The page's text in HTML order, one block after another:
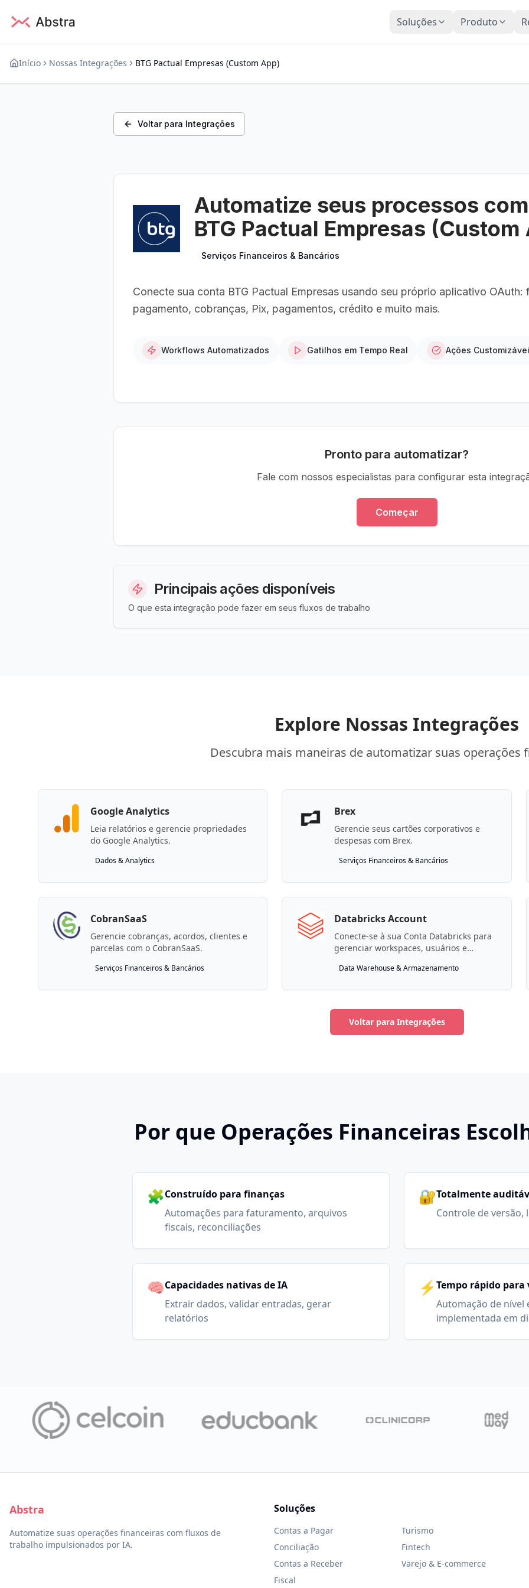
Soluções Produto
Início Nossas Integrações BTG Pactual Empresas (Custom App)
Voltar para Integrações
Automatize seus processos
BTG Pactual Empresas (Custom
Serviços Financeiros & Bancários
Conecte sua conta BTG Pactual Empresas usando seu próprio aplicativo OAuth:
pagamento, cobranças, Pix, pagamentos, crédito e muito mais.
Workflows Automatizados Gatilhos em Tempo Real Ações
Pronto para automatizar?
Fale com nossos especialistas para configurar esta
Começar
Principais ações disponíveis
O que esta integração pode fazer em seus fluxos de trabalho
Explore Nossas Integrações
Descubra mais maneiras de automatizar suas operações
Google Analytics
Leia relatórios e gerencie propriedades
do Google Analytics.
Dados & Analytics
Brex
Gerencie seus cartões corporativos e
despesas com Brex.
Serviços Financeiros & Bancários
CobranSaaS
Gerencie cobranças, acordos, clientes e
parcelas com o CobranSaaS.
Serviços Financeiros & Bancários
Databricks Account
Conecte-se à sua Conta Databricks para
gerenciar workspaces, usuários e
Data Warehouse & Armazenamento
Voltar para Integrações
Por que Operações Financeiras
🧩Construído para finanças
Automações para faturamento, arquivos
fiscais, reconciliações
🔐Totalmente
Controle de versão,
🧠Capacidades nativas de IA
Extrair dados, validar entradas, gerar
relatórios
⚡ Tempo rápido para
Automação de nível
implementada em
Abstra
Automatize suas operações financeiras com fluxos de
trabalho impulsionados por IA.
Soluções
Contas a Pagar
Conciliação
Contas a Receber
Fiscal
Turismo
Fintech
Varejo & E-commerce